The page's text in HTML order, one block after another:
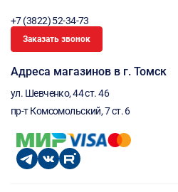
+7 (3822) 52-34-73
Заказать звонок
Адреса магазинов в г. Томск
ул. Шевченко, 44 ст. 46
пр-т Комсомольский, 7 ст. 6